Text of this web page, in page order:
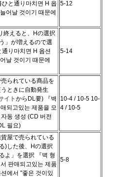
と通り마치면 H 옵
어날 것이기 때문에
5-12
終えると、Hの選択
」が増えるので選
り마치면 H 옵션
날 것이기 때문에
5-14
売られている商品を
ときに自動発生
イトからDL要) 『벽
되고있는 제품을 모
동 생성 (CD 버전
필요)
10-4 / 10-5 10-
4 / 10-5
貨屋で売られている
)した後、Hの選択
よ」を選択
『벽 형
판매되고있는 제품
에서 "좋은 것이있
5-8